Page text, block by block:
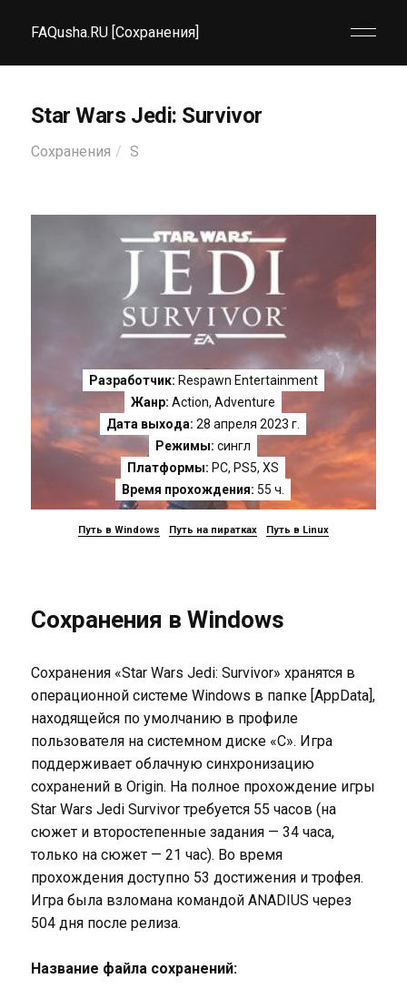
FAQusha.RU [Сохранения]
Star Wars Jedi: Survivor
Сохранения S
Разработчик: Respawn Entertainment
Жанр: Action,Adventure
Дата выхода: 28 апреля 2023 г.
Режимы: сингл
Платформы: PC, PS5,XS
Время прохождения: 55 ч.
Путь в Windows Путь на пиратках Путь в Linux
Сохранения в Windows
Сохранения «Star Wars Jedi: Survivor» хранятся в
операционной системе Windows в папке [AppData],
находящейся по умолчанию в профиле
пользователя на системном диске «C». Игра
поддерживает облачную синхронизацию
сохранений в Origin. На полное прохождение игры
Star Wars Jedi Survivor требуется 55 часов (на
сюжет и второстепенные задания — 34 часа,
только на сюжет — 21 час). Во время
прохождения доступно 53 достижения и трофея.
Игра была взломана командой ANADIUS через
504 дня после релиза.
Название файла сохранений: